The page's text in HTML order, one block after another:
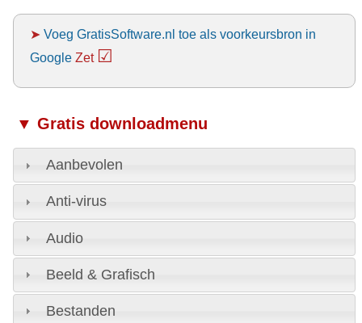
➤ Voeg GratisSoftware.nl toe als voorkeursbron in
Google Zet ☑
▼ Gratis downloadmenu
Aanbevolen
Anti-virus
Audio
Beeld & Grafisch
Bestanden